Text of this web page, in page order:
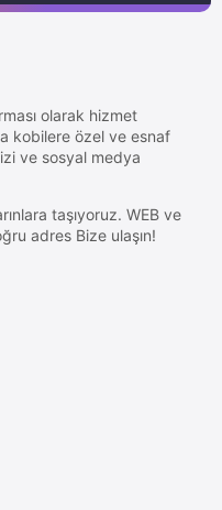
olarak hizmet
kobilere özel ve esnaf
ve sosyal medya
taşıyoruz. WEB ve
adres Bize ulaşın!